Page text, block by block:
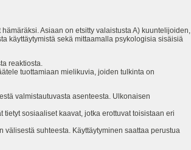
Asiaan on etsitty valaistusta A) kuuntelijoiden,
käyttäytymistä sekä mittaamalla psykologisia sisäisiä
reaktiosta.
tuottamiaan mielikuvia, joiden tulkinta on
valmistautuvasta asenteesta. Ulkonaisen
sosiaaliset kaavat, jotka erottuvat toisistaan eri
suhteesta. Käyttäytyminen saattaa perustua